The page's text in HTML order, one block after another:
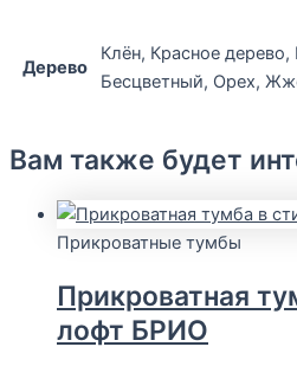
Дерево
Клён, Красное
Бесцветный, Орех,
Вам также будет
Прикроватные тумбы
Прикроватная
лофт БРИО